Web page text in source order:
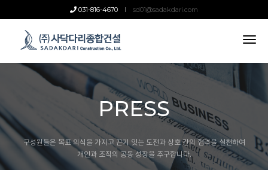
031-816-4670 sd01@sadakdari.com
PRESS
구성원들은 목표 의식을 가지고 끈기 잇는 도전과 상호 간의 협력을 실천하여
개인과 조직의 공동 성장을 추구합니다.